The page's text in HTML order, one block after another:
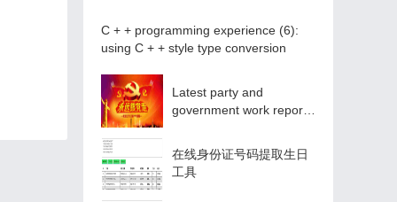
C + + programming experience (6):
using C + + style type conversion
Latest party and
government work report
在线身份证号码提取生日
工具